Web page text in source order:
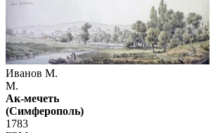
Иванов М.
М.
Ак-мечеть
(Симферополь)
1783